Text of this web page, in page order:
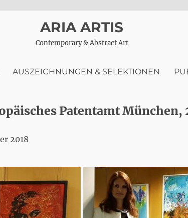
ARIA ARTIS
Contemporary & Abstract Art
AUSZEICHNUNGEN & SELEKTIONEN
Patentamt München,
2018